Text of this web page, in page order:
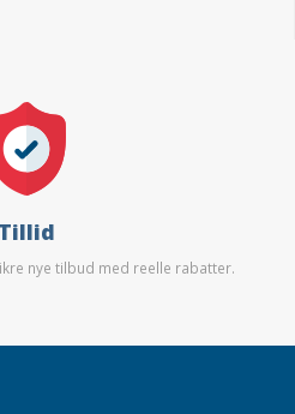
Tillid
nye tilbud med reelle rabatter.